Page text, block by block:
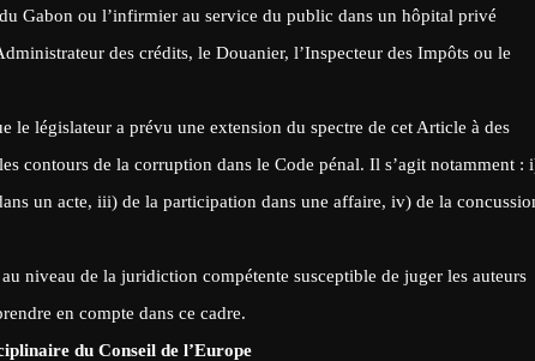
Gabon ou l’infirmier au service du public dans un hôpital privé
des crédits, le Douanier, l’Inspecteur des Impôts ou le
le législateur a prévu une extension du spectre de cet Article à des
contours de la corruption dans le Code pénal. Il s’agit notamment :
un acte, iii) de la participation dans une affaire, iv) de la
niveau de la juridiction compétente susceptible de juger les auteurs
en compte dans ce cadre.
du Conseil de l’Europe